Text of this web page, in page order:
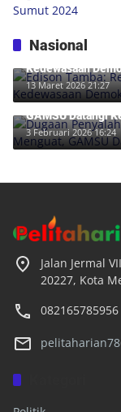
Nasional
Edison Tamba:
Kedewasaan
13 Maret 2026 21:27
Dugaan
GAMSU Datangi
3 Februari 2026 16:24
Jalan Jermal
20227, Kota
082165785956